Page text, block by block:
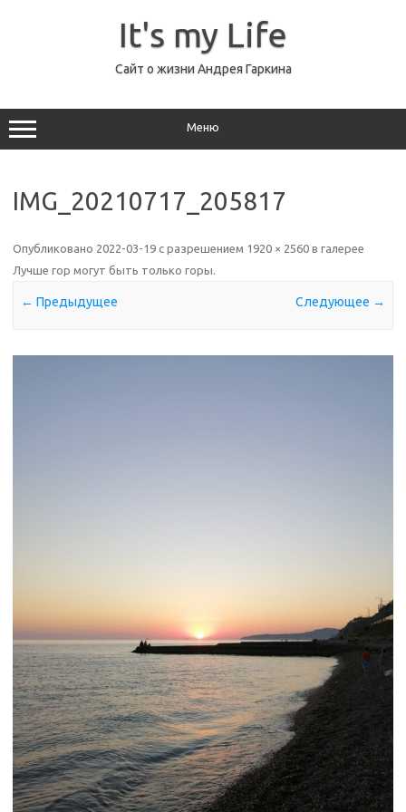
It's my Life
Сайт о жизни Андрея Гаркина
Меню
IMG_20210717_205817
Опубликовано 2022-03-19 с разрешением 1920 × 2560 в галерее
Лучше гор могут быть только горы.
← Предыдущее Следующее →